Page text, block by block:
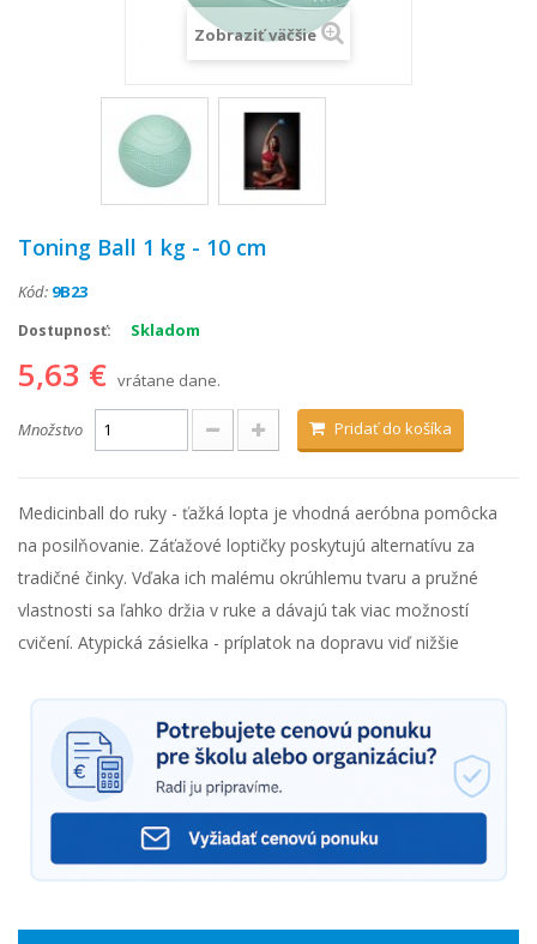
Zobraziť väčšie
Toning Ball 1 kg - 10 cm
Kód: 9B23
Dostupnosť: Skladom
5,63 € vrátane dane.
Množstvo Pridať do košíka
Medicinball do ruky - ťažká lopta je vhodná aeróbna pomôcka
na posilňovanie. Záťažové loptičky poskytujú alternatívu za
tradičné činky. Vďaka ich malému okrúhlemu tvaru a pružné
vlastnosti sa ľahko držia v ruke a dávajú tak viac možností
cvičení. Atypická zásielka - príplatok na dopravu viď nižšie